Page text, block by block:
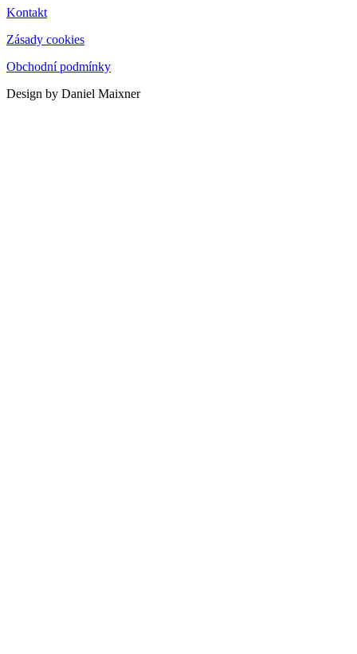
Kontakt
Zásady cookies
Obchodní podmínky
Design by Daniel Maixner